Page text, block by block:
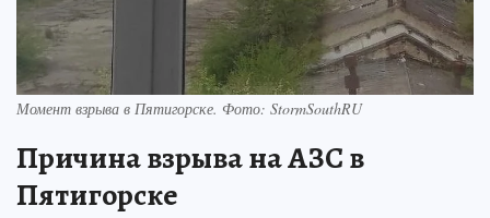
Момент взрыва в Пятигорске. Фото: StormSouthRU
Причина взрыва на АЗС в
Пятигорске